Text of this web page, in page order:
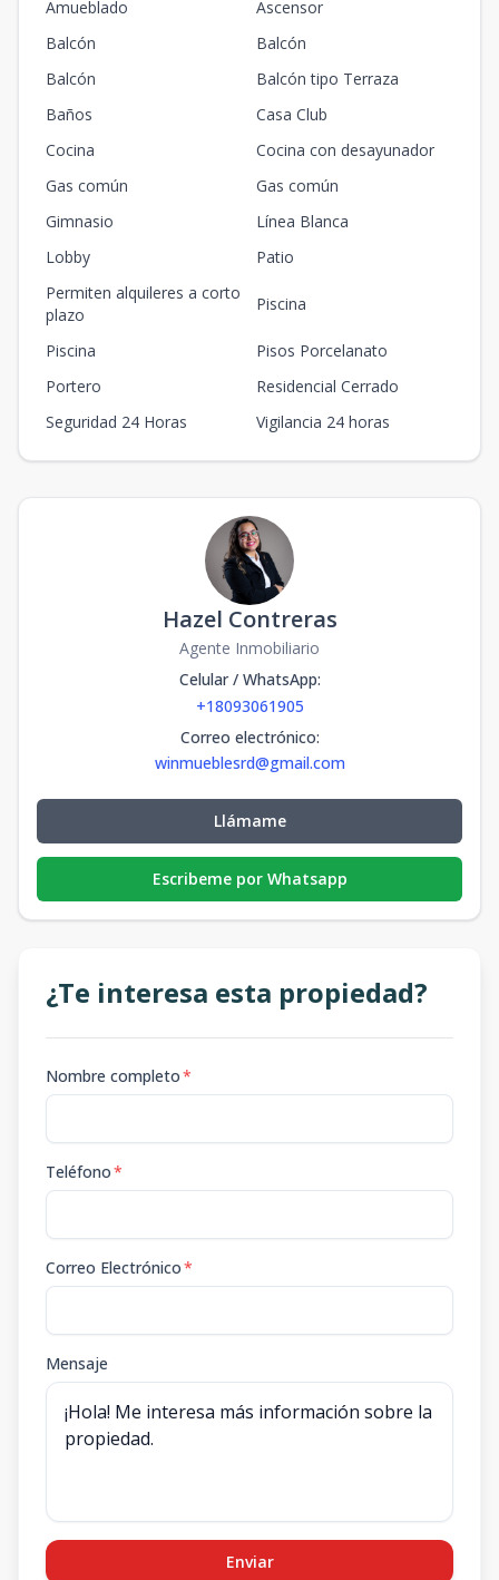
Amueblado
Ascensor
Balcón
Balcón
Balcón
Balcón tipo Terraza
Baños
Casa Club
Cocina
Cocina con desayunador
Gas común
Gas común
Gimnasio
Línea Blanca
Lobby
Patio
Permiten alquileres a corto
plazo
Piscina
Piscina
Pisos Porcelanato
Portero
Residencial Cerrado
Seguridad 24 Horas
Vigilancia 24 horas
Hazel Contreras
Agente Inmobiliario
Celular / WhatsApp:
+18093061905
Correo electrónico:
winmueblesrd@gmail.com
Llámame
Escribeme por Whatsapp
¿Te interesa esta propiedad?
Nombre completo*
Teléfono*
Correo Electrónico*
Mensaje
Enviar